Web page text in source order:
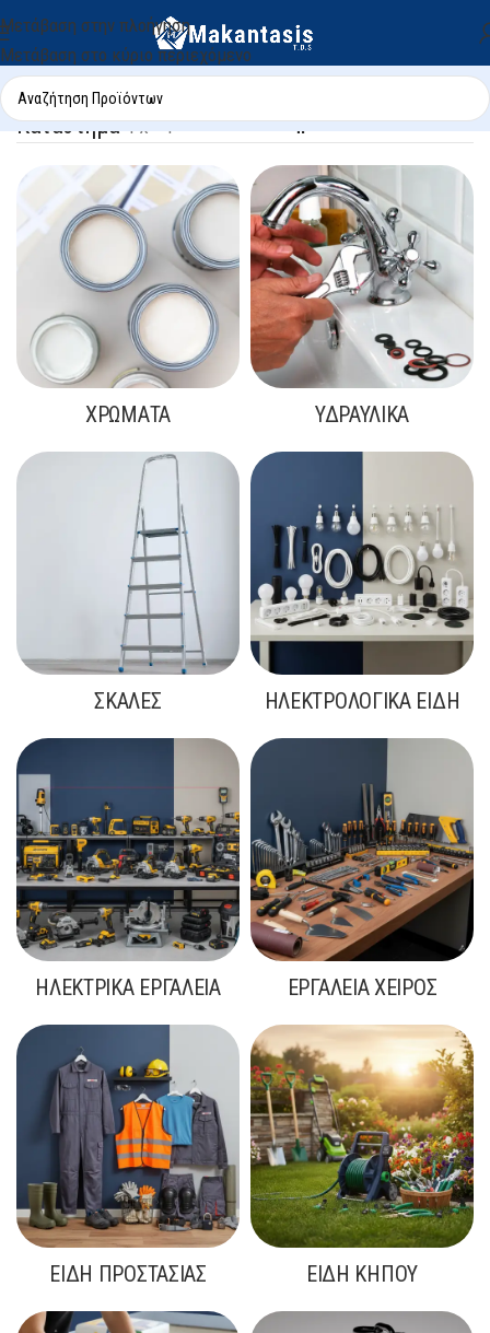
Μετάβαση στην πλοήγηση
Μετάβαση στο κύριο περιεχόμενο
ΚατάστημαΑρχική σελίδα/Κατάστημα
ΧΡΏΜΑΤΑ ΥΔΡΑΥΛΙΚΆ
ΣΚΆΛΕΣ ΗΛΕΚΤΡΟΛΟΓΙΚΆ ΕΊΔΗ
ΗΛΕΚΤΡΙΚΆ ΕΡΓΑΛΕΊΑ ΕΡΓΑΛΕΊΑ ΧΕΙΡΌΣ
ΕΊΔΗ ΠΡΟΣΤΑΣΊΑΣ ΕΊΔΗ ΚΉΠΟΥ